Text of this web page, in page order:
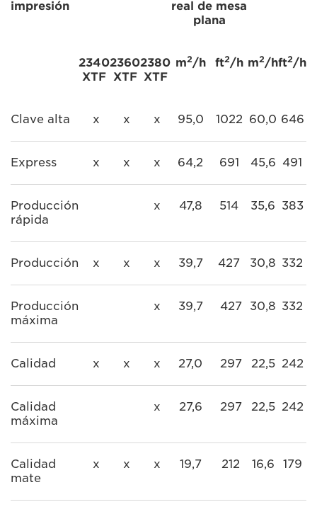
impresión
real de mesa
plana
2340
XTF
2360
XTF
2380
XTF
m2/h ft2/h m2/hft2/h
Clave alta x x x 95,0 1022 60,0 646
Express x x x 64,2 691 45,6 491
Producción
rápida
x 47,8 514 35,6 383
Producción x x x 39,7 427 30,8 332
Producción
máxima
x 39,7 427 30,8 332
Calidad x x x 27,0 297 22,5 242
Calidad
máxima
x 27,6 297 22,5 242
Calidad
mate
x x x 19,7 212 16,6 179